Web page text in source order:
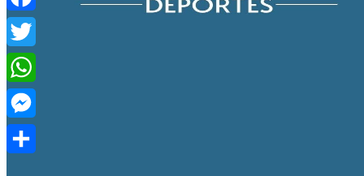
Facebook
Twitter
WhatsApp
Messenger